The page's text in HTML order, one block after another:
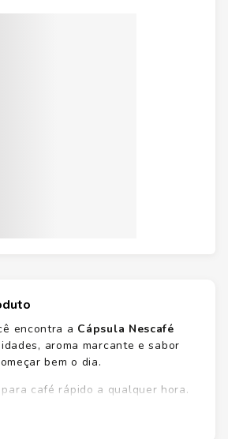
encontra a Cápsula Nescafé
aroma marcante e sabor
bem o dia.
para café rápido a qualquer hora.